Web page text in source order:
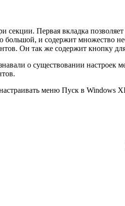
секции. Первая вкладка
большой, и содержит множество
Он так же содержит кнопку
о существовании настроек
меню Пуск в Windows